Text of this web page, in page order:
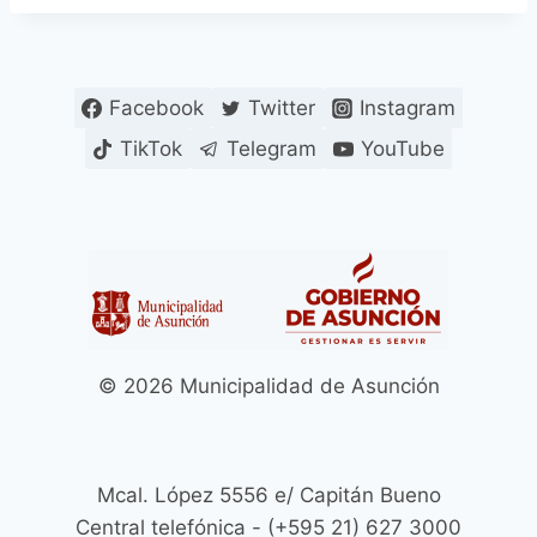
Facebook Twitter
Instagram
TikTok
Telegram YouTube
© 2026 Municipalidad de Asunción
Mcal. López 5556 e/ Capitán Bueno
Central telefónica - (+595 21) 627 3000